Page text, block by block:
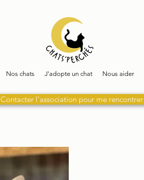
Nos chats J'adopte un chat Nous aider
Contacter l'association pour me rencontrer